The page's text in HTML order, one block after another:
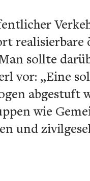
realisierbare
sollte
vor: „Eine
wie
und